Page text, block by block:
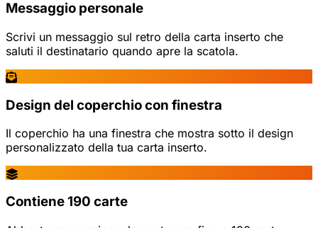
Messaggio personale
Scrivi un messaggio sul retro della carta inserto che
saluti il destinatario quando apre la scatola.
Design del coperchio con finestra
Il coperchio ha una finestra che mostra sotto il design
personalizzato della tua carta inserto.
Contiene 190 carte